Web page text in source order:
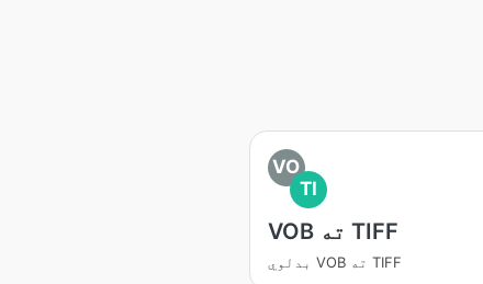
VO
TI
VOB ته TIFF
بدلوي VOB ته TIFF